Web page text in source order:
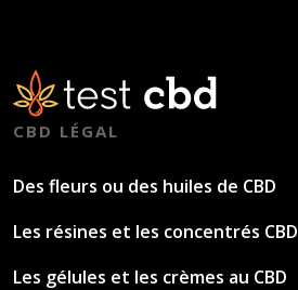
CBD LÉGAL
Des fleurs ou des huiles de CBD
Les résines et les concentrés CBD
Les gélules et les crèmes au CBD